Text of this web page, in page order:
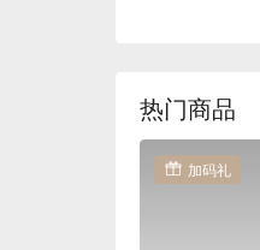
WOW 玩行
WOW 玩行旅
刻查看⬇︎
热门商品
加码礼